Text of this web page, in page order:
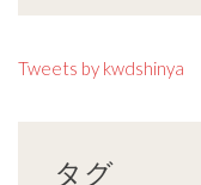
Tweets by kwdshinya
タグ